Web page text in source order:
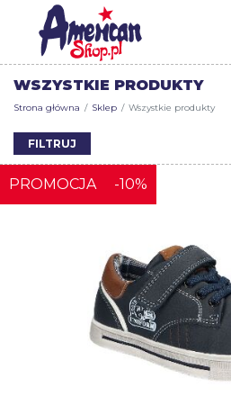
WSZYSTKIE PRODUKTY
Strona główna Sklep Wszystkie produkty
FILTRUJ
PROMOCJA -10%